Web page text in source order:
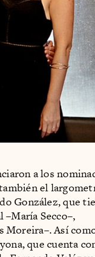
a los
el
González, que
Secco–,
Moreira–. Así
que cuenta